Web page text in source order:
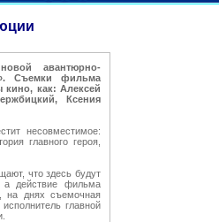
авантюрно-
Съемки фильма
кино, как: Алексей
Ксения
несовместимое:
главного героя,
что здесь будут
действие фильма
на днях съемочная
главной